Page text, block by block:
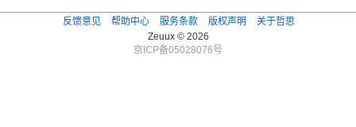
反馈意见 帮助中心 服务条款 版权声明
关于哲思
Zeuux © 2026
京ICP备05028076号